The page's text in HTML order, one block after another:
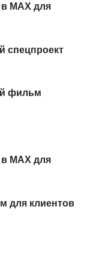
в МАХ для
спецпроект
фильм
в МАХ для
для клиентов